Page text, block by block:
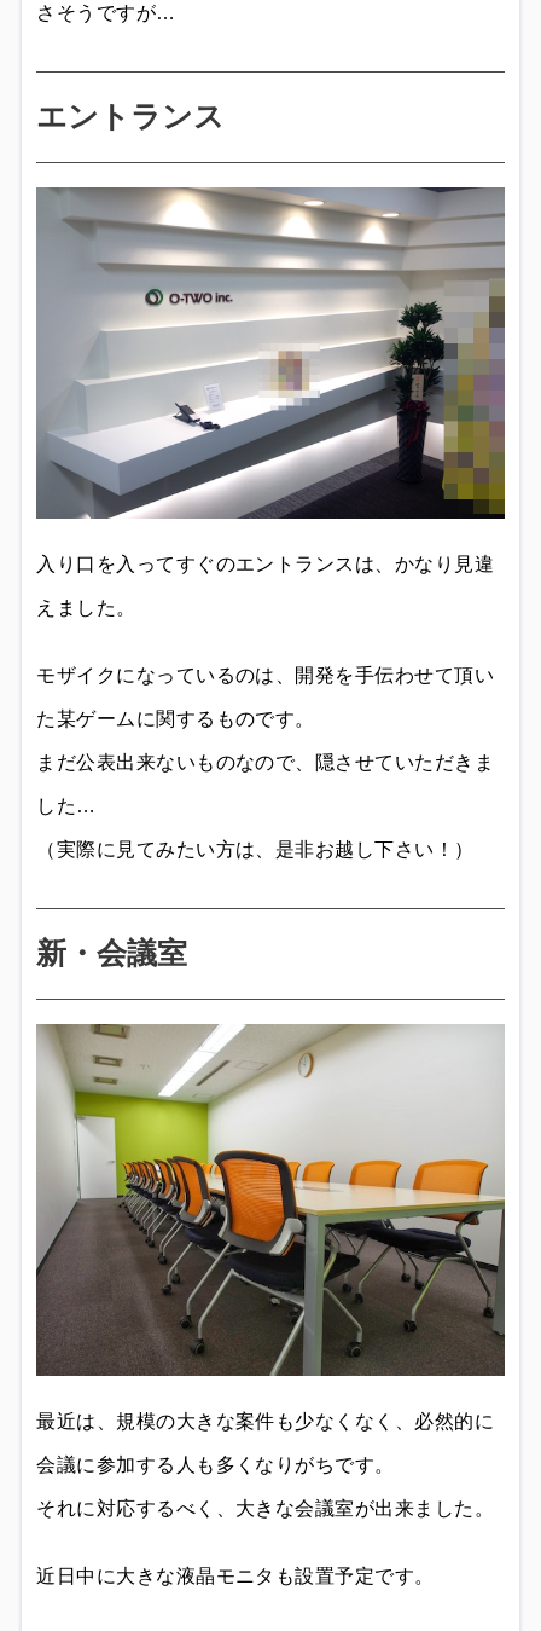
さそうですが…
エントランス
入り口を入ってすぐのエントランスは、かなり見違
えました。
モザイクになっているのは、開発を手伝わせて頂い
た某ゲームに関するものです。
まだ公表出来ないものなので、隠させていただきま
した…
（実際に見てみたい方は、是非お越し下さい！）
新・会議室
最近は、規模の大きな案件も少なくなく、必然的に
会議に参加する人も多くなりがちです。
それに対応するべく、大きな会議室が出来ました。
近日中に大きな液晶モニタも設置予定です。